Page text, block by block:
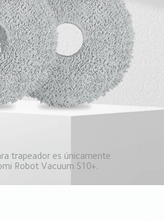
trapeador es únicamente
Robot Vacuum S10+.